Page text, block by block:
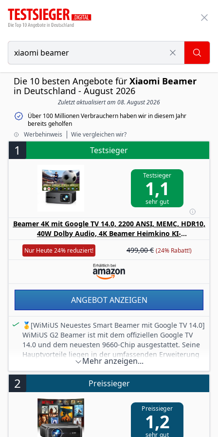
Die 10 besten Angebote für Xiaomi Beamer
in Deutschland - August 2026
Zuletzt aktualisiert am 08. August 2026
Über 100 Millionen Verbrauchern haben wir in diesem Jahr
bereits geholfen
Werbehinweis
Wie vergleichen wir?
1 Testsieger
Testsieger
1,1
sehr gut
Beamer 4K mit Google TV 14.0, 2200 ANSI, MEMC, HDR10,
40W Dolby Audio, 4K Beamer Heimkino KI-
Bildanpassung Smart Projektor Google Sprachsteuerung
2-Wege Bluetooth 5.4 WiFi6 2+32GB HDMI 2.1
Nur Heute 24% reduziert! 499,00 € (24% Rabatt!)
ANGEBOT ANZEIGEN
🥇[WiMiUS Neuestes Smart Beamer mit Google TV 14.0]
WiMiUS G2 Beamer ist mit dem offiziellen Google TV
14.0 und dem neuesten 9660-Chip ausgestattet. Seine
Hauptvorteile liegen in der umfassenden Erweiterung
des System-Ökosystems, der flüssigeren Bedienung,
personalisierten Kontoeinstellungen und
Empfehlungen sowie dem optimierten
Speichermanagement mit 2 GB RAM und 32 GB
internem Speicher. Über 10.000 Apps im Google Play
Store, Google Kids, Google Home und Unterstützung
für mehr Inhalte – ideal für Familien und Filmabende.
Genießen Sie lokale Apps wie ZDF, ARD, RTL+, Joyn,
Mehr anzeigen...
2 Preissieger
Preissieger
1,2
sehr gut